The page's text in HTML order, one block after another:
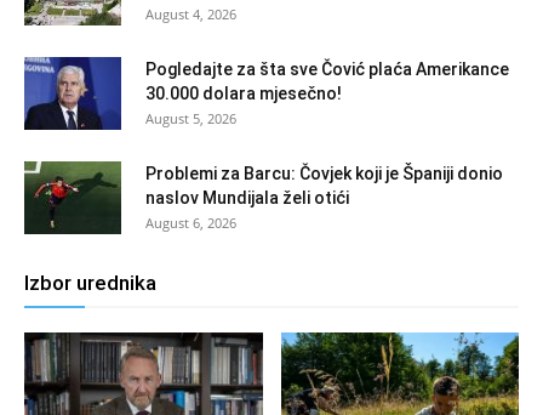
August 4, 2026
Pogledajte za šta sve Čović plaća Amerikance
30.000 dolara mjesečno!
August 5, 2026
Problemi za Barcu: Čovjek koji je Španiji donio
naslov Mundijala želi otići
August 6, 2026
Izbor urednika